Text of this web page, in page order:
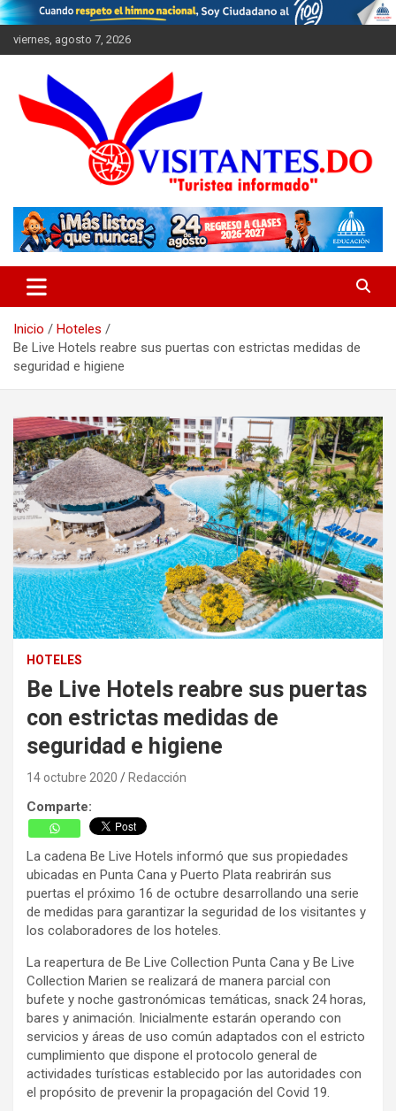
Saltar
al
contenido
viernes, agosto 7, 2026
Visitantes
Inicio
Hoteles
Be Live Hotels reabre sus puertas con estrictas medidas de
seguridad e higiene
HOTELES
Be Live Hotels reabre sus puertas
con estrictas medidas de
seguridad e higiene
14 octubre 2020 Redacción
Comparte:
La cadena Be Live Hotels informó que sus propiedades
ubicadas en Punta Cana y Puerto Plata reabrirán sus
puertas el próximo 16 de octubre desarrollando una serie
de medidas para garantizar la seguridad de los visitantes y
los colaboradores de los hoteles.
La reapertura de Be Live Collection Punta Cana y Be Live
Collection Marien se realizará de manera parcial con
bufete y noche gastronómicas temáticas, snack 24 horas,
bares y animación. Inicialmente estarán operando con
servicios y áreas de uso común adaptados con el estricto
cumplimiento que dispone el protocolo general de
actividades turísticas establecido por las autoridades con
el propósito de prevenir la propagación del Covid 19.